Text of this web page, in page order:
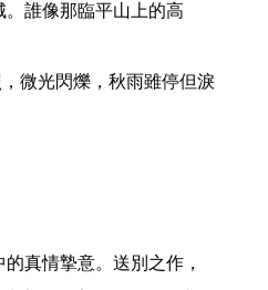
微光閃爍，秋雨雖停但淚